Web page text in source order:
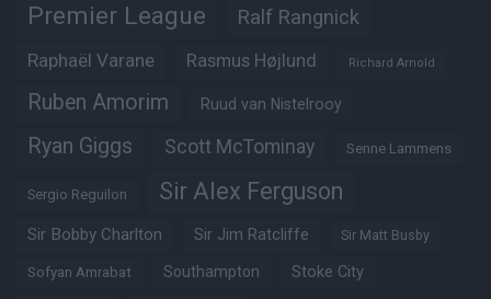
Premier League Ralf Rangnick
Raphaël Varane Rasmus Højlund Richard Arnold
Ruben Amorim Ruud van Nistelrooy
Ryan Giggs Scott McTominay Senne Lammens
Sergio Reguilon Sir Alex Ferguson
Sir Bobby Charlton Sir Jim Ratcliffe Sir Matt Busby
Sofyan Amrabat Southampton Stoke City